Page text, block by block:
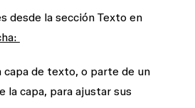
desde la sección Texto en
capa de texto, o parte de un
la capa, para ajustar sus